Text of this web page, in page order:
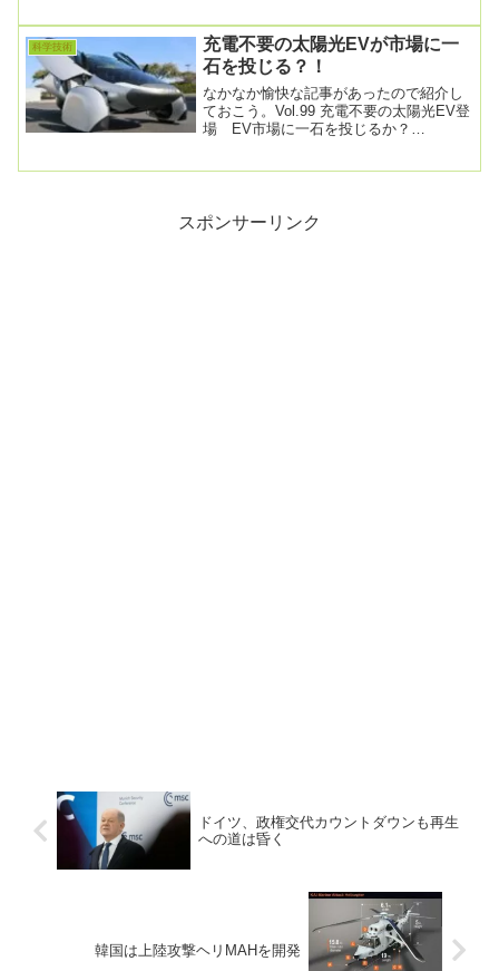
科学技術
充電不要の太陽光EVが市場に一
石を投じる？！
なかなか愉快な記事があったので紹介し
ておこう。Vol.99 充電不要の太陽光EV登
場 EV市場に一石を投じるか？
スポンサーリンク
ドイツ、政権交代カウントダウンも再生
への道は昏く
韓国は上陸攻撃ヘリMAHを開発